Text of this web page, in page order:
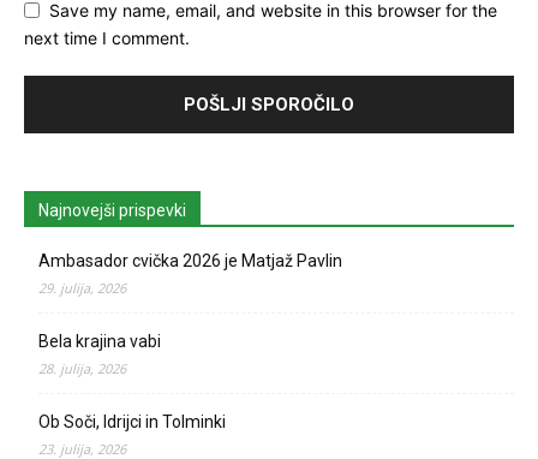
Save my name, email, and website in this browser for the
next time I comment.
Najnovejši prispevki
Ambasador cvička 2026 je Matjaž Pavlin
29. julija, 2026
Bela krajina vabi
28. julija, 2026
Ob Soči, Idrijci in Tolminki
23. julija, 2026